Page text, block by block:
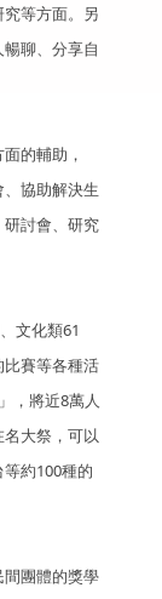
等方面。另
聊、分享自
的輔助，
協助解決生
討會、研究
文化類61
賽等各種活
，將近8萬人
名大祭，可以
等約100種的
團體的獎學